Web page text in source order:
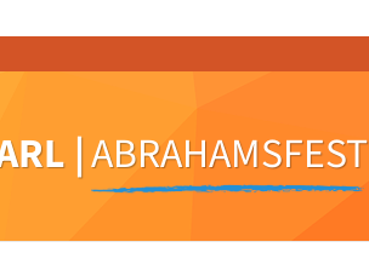
|ABRAHAMSFEST